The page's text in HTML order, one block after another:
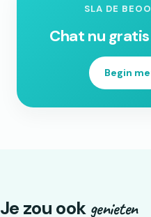
SLA DE
Chat nu
Begin
Je zou ook genieten